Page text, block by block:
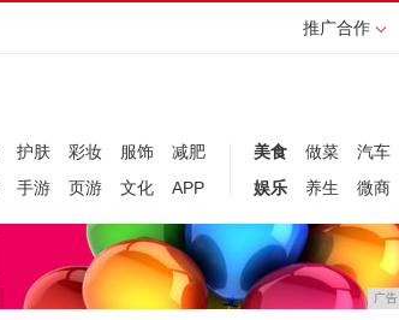
推广合作
护肤 彩妆 服饰
减肥
手游 页游 文化 APP
美食 做菜
汽车
娱乐
养生 微商
广告